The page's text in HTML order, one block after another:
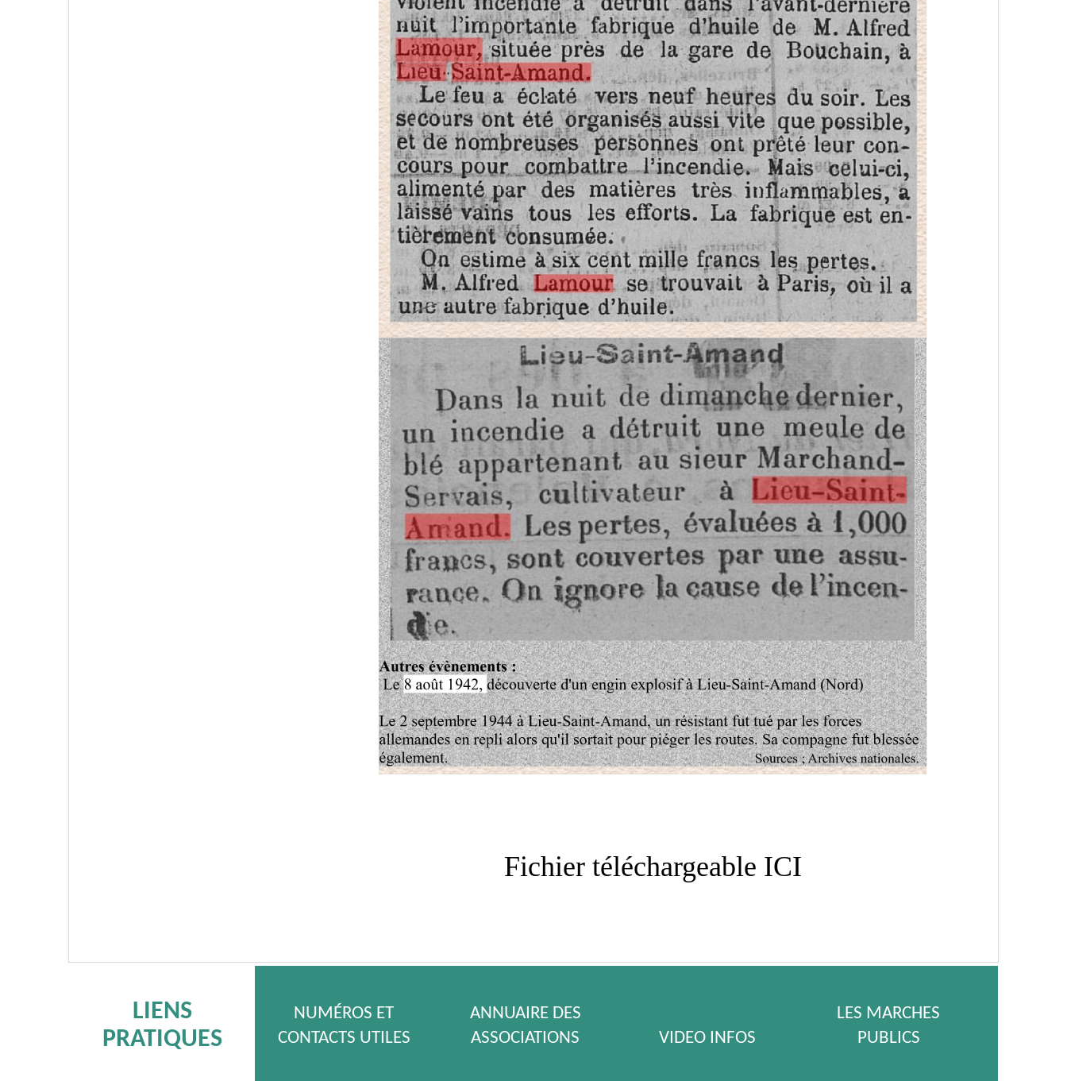
Fichier téléchargeable ICI
LIENS
PRATIQUES
NUMÉROS ET
CONTACTS UTILES
ANNUAIRE DES
ASSOCIATIONS
VIDEO INFOS
LES MARCHES
PUBLICS